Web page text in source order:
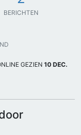
BERICHTEN
GEZIEN 10 DEC.